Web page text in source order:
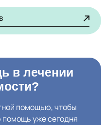
в лечении
помощью, чтобы
уже сегодня